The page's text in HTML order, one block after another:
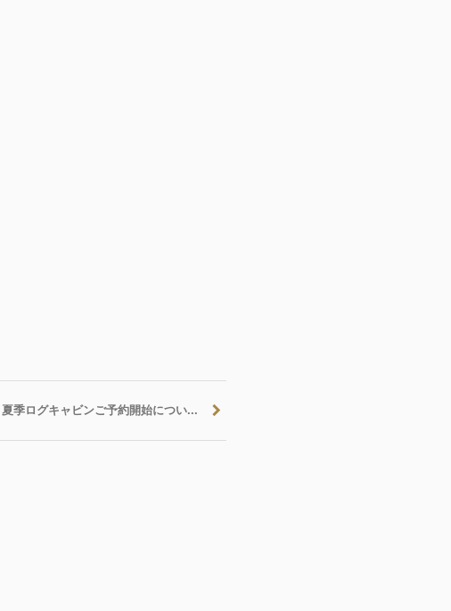
夏季ログキャビンご予約開始につい...